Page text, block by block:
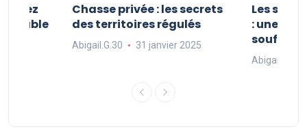
vivez
Chasse privée : les secrets
des territoires régulés
Abigail.G.30 31 janvier 2025
Les
: une
souffle
Abigail.G.30